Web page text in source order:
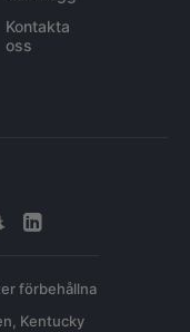
Kontakta
oss
förbehållna